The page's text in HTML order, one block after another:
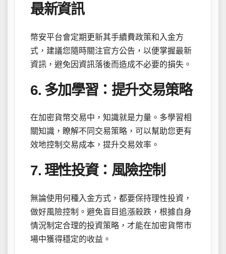
最新資訊
幣安平台會定期更新其手續費政策和入金方
式，建議您隨時關注官方公告，以便掌握最新
資訊，避免因資訊落後而造成不必要的損失。
6. 多加學習：提升交易策略
在加密貨幣交易中，知識就是力量。多學習相
關知識，瞭解不同交易策略，可以幫助您更有
效地控制交易成本，提升交易效率。
7. 理性投資：風險控制
無論使用何種入金方式，都要保持理性投資，
做好風險控制。避免盲目追漲殺跌，根據自身
情況制定合理的投資策略，才能在加密貨幣市
場中獲得穩定的收益。